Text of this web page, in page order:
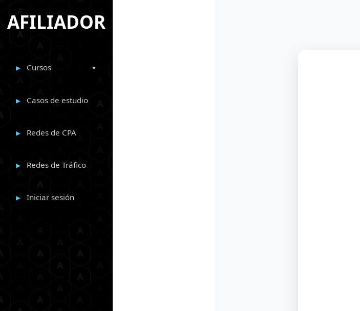
AFILIADOR
Cursos
Casos de estudio
Redes de CPA
Redes de Tráfico
Iniciar sesión